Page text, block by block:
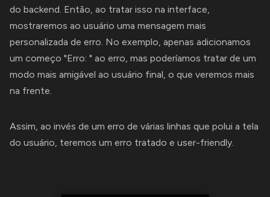
do backend. Então, ao tratar isso na interface,
mostraremos ao usuário uma mensagem mais
personalizada de erro. No exemplo, apenas adicionamos
um começo "Erro: " ao erro, mas poderíamos tratar de um
modo mais amigável ao usuário final, o que veremos mais
na frente.
Assim, ao invés de um erro de várias linhas que polui a tela
do usuário, teremos um erro tratado e user-friendly.